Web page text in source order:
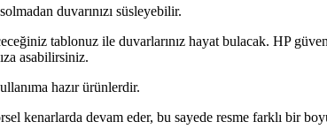
duvarınızı süsleyebilir.
tablonuz ile duvarlarınız hayat bulacak. HP
asabilirsiniz.
hazır ürünlerdir.
kenarlarda devam eder, bu sayede resme farklı bir